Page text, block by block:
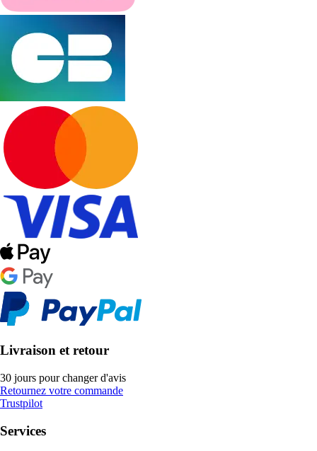
Livraison et retour
30 jours pour changer d'avis
Retournez votre commande
Trustpilot
Services